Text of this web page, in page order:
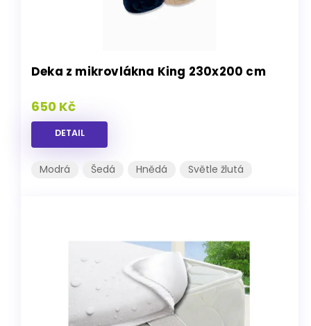
Deka z mikrovlákna King 230x200 cm
650 Kč
DETAIL
Modrá Šedá Hnědá Světle žlutá